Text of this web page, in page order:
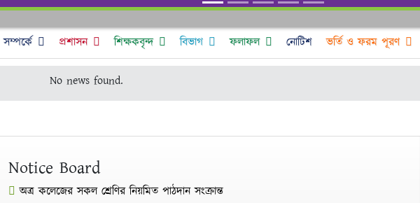
প্রশাসন শিক্ষকবৃন্দ বিভাগ ফলাফল নোটিশ ভর্তি ও ফরম পূরণ
No news found.
Notice Board
অত্র কলেজের সকল শ্রেণির নিয়মিত পাঠদান সংক্রান্ত